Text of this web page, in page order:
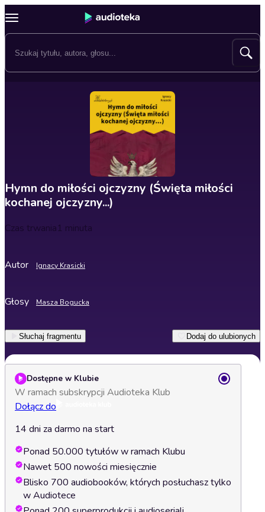
Hymn do miłości ojczyzny (Święta miłości
kochanej ojczyzny...)
Czas trwania1 minuta
Autor Ignacy Krasicki
Głosy Masza Bogucka
Słuchaj fragmentu Dodaj do ulubionych
Dostępne w Klubie
W ramach subskrypcji Audioteka Klub
Dołącz do
14 dni za darmo na start
Ponad 50.000 tytułów w ramach Klubu
Nawet 500 nowości miesięcznie
Blisko 700 audiobooków, których posłuchasz tylko
w Audiotece